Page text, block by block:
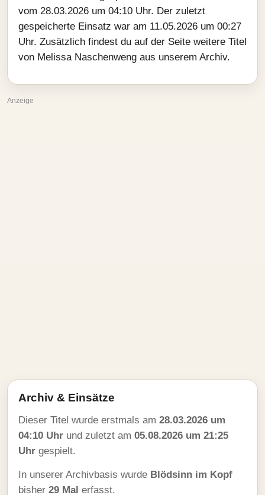
vom 28.03.2026 um 04:10 Uhr. Der zuletzt
gespeicherte Einsatz war am 11.05.2026 um 00:27
Uhr. Zusätzlich findest du auf der Seite weitere Titel
von Melissa Naschenweng aus unserem Archiv.
Anzeige
Archiv & Einsätze
Dieser Titel wurde erstmals am 28.03.2026 um
04:10 Uhr und zuletzt am 05.08.2026 um 21:25
Uhr gespielt.
In unserer Archivbasis wurde Blödsinn im Kopf
bisher 29 Mal erfasst.